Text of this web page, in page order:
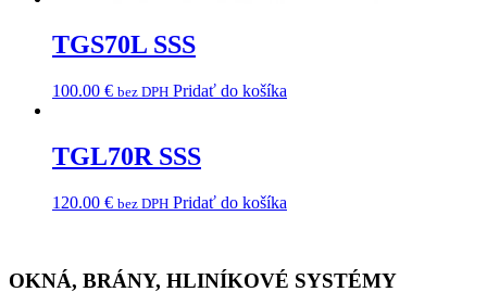
TGS70L SSS
100.00 € bez DPH Pridať do košíka
TGL70R SSS
120.00 € bez DPH Pridať do košíka
OKNÁ, BRÁNY, HLINÍKOVÉ SYSTÉMY